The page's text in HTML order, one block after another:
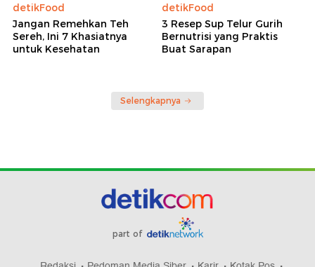
detikFood
Jangan Remehkan Teh
Sereh, Ini 7 Khasiatnya
untuk Kesehatan
detikFood
3 Resep Sup Telur Gurih
Bernutrisi yang Praktis
Buat Sarapan
Selengkapnya
part of